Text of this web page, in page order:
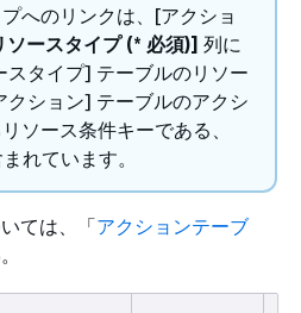
へのリンクは、[アクショ
ソースタイプ (* 必須)] 列に
スタイプ] テーブルのリソー
クション] テーブルのアクシ
ソース条件キーである、
れています。
ては、「アクションテーブ